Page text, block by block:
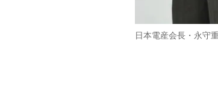
日本電産会長・永守